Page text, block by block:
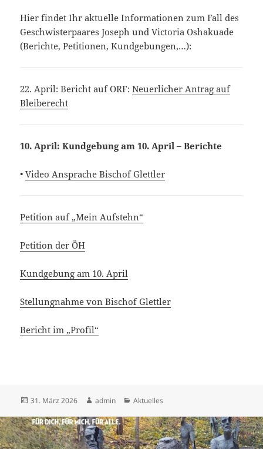
Hier findet Ihr aktuelle Informationen zum Fall des
Geschwisterpaares Joseph und Victoria Oshakuade
(Berichte, Petitionen, Kundgebungen,…):
22. April: Bericht auf ORF:Neuerlicher Antrag auf
Bleiberecht
10. April: Kundgebung am 10. April – Berichte
•Video Ansprache Bischof Glettler
Petition auf „Mein Aufstehn“
Petition der ÖH
Kundgebung am 10. April
Stellungnahme von Bischof Glettler
Bericht im „Profil“
Veröffentlicht
31. März 2026 Autor
admin Kategorien
Aktuelles